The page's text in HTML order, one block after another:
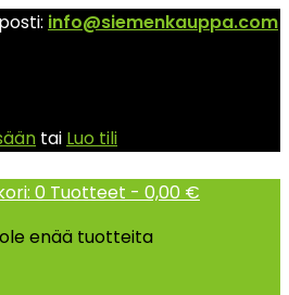
info@siemenkauppa.com
tai Luo tili
0 Tuotteet - 0,00 €
enää tuotteita